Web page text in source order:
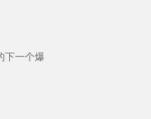
下一个爆